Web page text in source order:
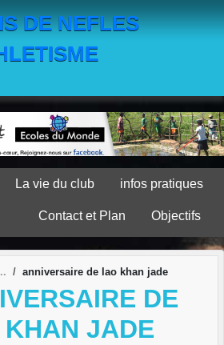
DE NEFLES
La vie du club infos pratiques
Contact et Plan Objectifs
anniversaire de lao khan jade
DE
JADE